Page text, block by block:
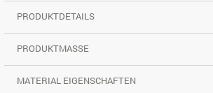
PRODUKTDETAILS
PRODUKTMASSE
MATERIAL EIGENSCHAFTEN